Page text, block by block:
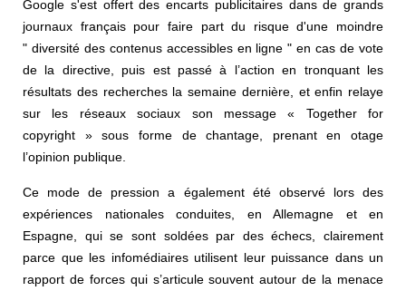
Google s'est offert des encarts publicitaires dans de grands
journaux français pour faire part du risque d'une moindre
" diversité des contenus accessibles en ligne " en cas de vote
de la directive, puis est passé à l’action en tronquant les
résultats des recherches la semaine dernière, et enfin relaye
sur les réseaux sociaux son message « Together for
copyright » sous forme de chantage, prenant en otage
l’opinion publique.
Ce mode de pression a également été observé lors des
expériences nationales conduites, en Allemagne et en
Espagne, qui se sont soldées par des échecs, clairement
parce que les infomédiaires utilisent leur puissance dans un
rapport de forces qui s’articule souvent autour de la menace